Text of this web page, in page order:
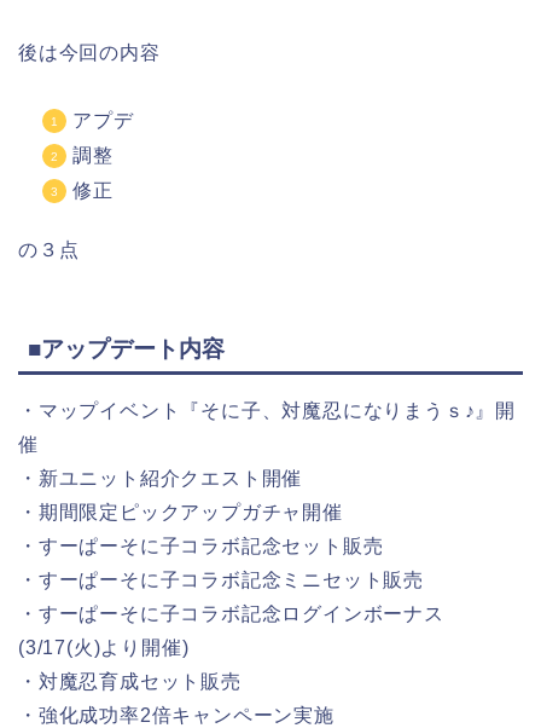
後は今回の内容
アプデ
調整
修正
の３点
■アップデート内容
・マップイベント『そに子、対魔忍になりまうｓ♪』開
催
・新ユニット紹介クエスト開催
・期間限定ピックアップガチャ開催
・すーぱーそに子コラボ記念セット販売
・すーぱーそに子コラボ記念ミニセット販売
・すーぱーそに子コラボ記念ログインボーナス
(3/17(火)より開催)
・対魔忍育成セット販売
・強化成功率2倍キャンペーン実施